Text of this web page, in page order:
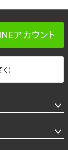
アカウント
）